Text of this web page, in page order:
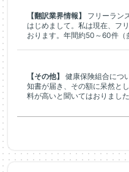
【翻訳業界情報】
フリーラン
はじめまして。私は現在、フ
おります。年間約50～60件（
【その他】
健康保険組合につ
知書が届き、その額に呆然と
料が高いと聞いてはおりまし